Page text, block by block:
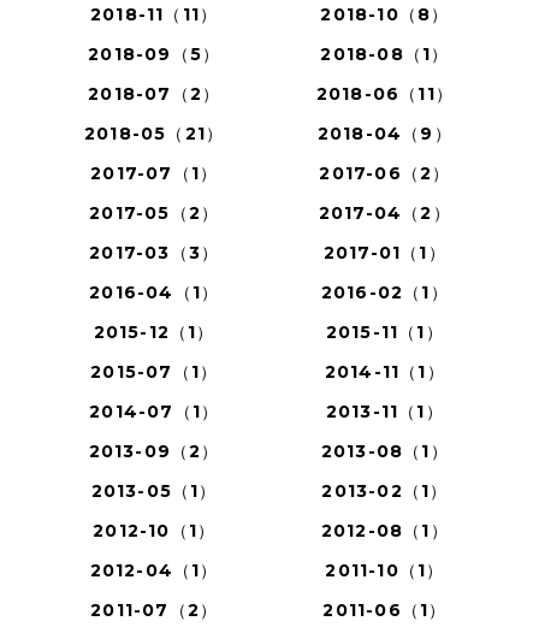
2018-11（11）
2018-10（8）
2018-09（5）
2018-08（1）
2018-07（2）
2018-06（11）
2018-05（21）
2018-04（9）
2017-07（1）
2017-06（2）
2017-05（2）
2017-04（2）
2017-03（3）
2017-01（1）
2016-04（1）
2016-02（1）
2015-12（1）
2015-11（1）
2015-07（1）
2014-11（1）
2014-07（1）
2013-11（1）
2013-09（2）
2013-08（1）
2013-05（1）
2013-02（1）
2012-10（1）
2012-08（1）
2012-04（1）
2011-10（1）
2011-07（2）
2011-06（1）